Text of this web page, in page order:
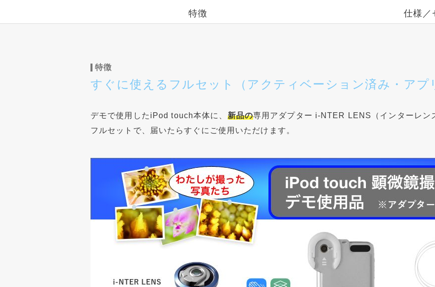
特徴 仕様／
特徴
すぐに使えるフルセット（アクティベーション済み・アプ
デモで使用したiPod touch本体に、 新品の専用アダプター i-NTER LENS（インターレン
フルセットで、届いたらすぐにご使用いただけます。